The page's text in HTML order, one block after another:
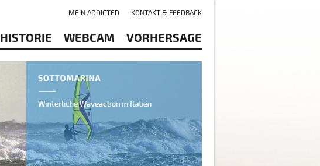
HISTORIE WEBCAM VORHERSAGE
MEIN ADDICTED KONTAKT & FEEDBACK